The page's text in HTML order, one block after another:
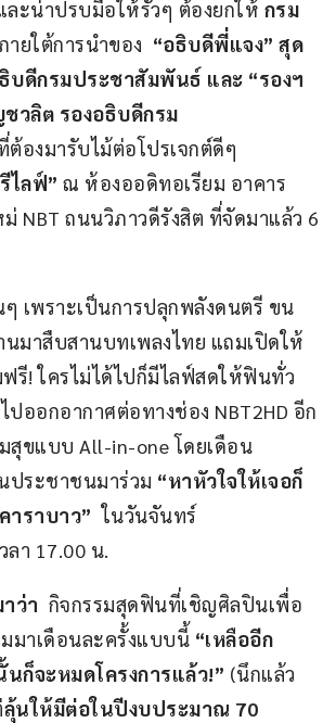
ละน่าปรบมือให้รัวๆ ต้องยกให้ กรม
ายใต้การนำของ “อธิบดีพี่แจง” สุด
บดีกรมประชาสัมพันธ์ และ “รองฯ
วลิต รองอธิบดีกรม
ต้องมารับไม้ต่อโปรเจกต์ดีๆ
ไลฟ์” ณ ห้องออดิทอเรียม อาคาร
NBT ถนนวิภาวดีรังสิต ที่จัดมาแล้ว 6
ๆ เพราะเป็นการปลุกพลังดนตรี ขน
มาสืบสานบทเพลงไทย แถมเปิดให้
รี! ใครไม่ได้ไปก็มีไลฟ์สดให้ฟินทั่ว
ปออกอากาศต่อทางช่อง NBT2HD อีก
สุขแบบ All-in-one โดยเดือน
ประชาชนมาร่วม “หาหัวใจให้เจอก็
าราบาว” ในวันจันทร์
ลา 17.00 น.
ว่า กิจกรรมสุดฟินที่เชิญศิลปินเพื่อ
มาเดือนละครั้งแบบนี้ “เหลืออีก
นก็จะหมดโครงการแล้ว!” (นึกแล้ว
ลุ้นให้มีต่อในปีงบประมาณ 70